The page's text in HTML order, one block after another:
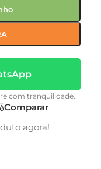
com tranquilidade.
Comparar
agora!